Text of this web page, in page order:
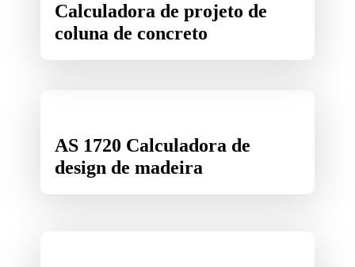
Calculadora de projeto de
coluna de concreto
AS 1720 Calculadora de
design de madeira